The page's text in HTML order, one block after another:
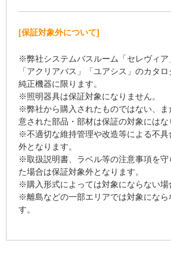
[保証対象外について]
※弊社システムバスルーム「セレヴィア
「アクリアバス」「ユアシス」のカタ
純正機器に限ります。
※照明器具は保証対象になりません。
※弊社から購入されたものではない、ま
意された部品・部材は保証の対象にはな
※不適切な維持管理や改造等による不具
外となります。
※取扱説明書、ラベル等の注意事項を守
た場合は保証対象外となります。
※購入形式によっては対象にならない場
※離島などの一部エリアでは対象になら
す。